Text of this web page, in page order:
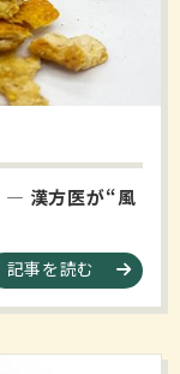
― 漢方医が“風
記事を読む